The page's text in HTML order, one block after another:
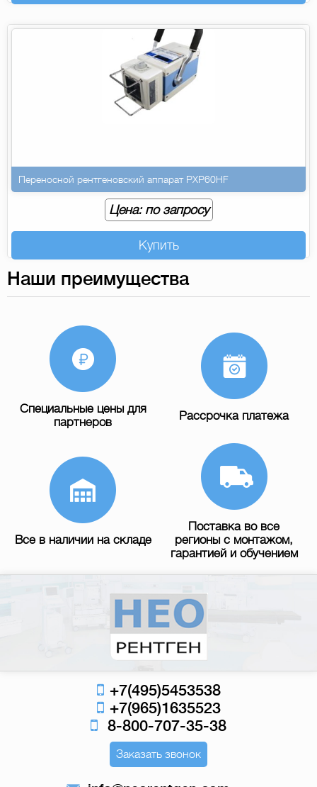
Переносной рентгеновский аппарат PXP60HF
Цена: по запросу
Купить
Наши преимущества
Специальные цены для
партнеров
Рассрочка платежа
Все в наличии на складе
Поставка во все
регионы с монтажом,
гарантией и обучением
+7(495)5453538
+7(965)1635523
8-800-707-35-38
Заказать звонок